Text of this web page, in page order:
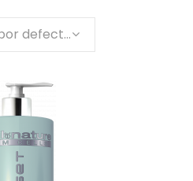
Orden por defecto